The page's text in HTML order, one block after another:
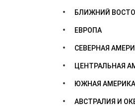
БЛИЖНИЙ
ЕВРОПА
СЕВЕРНАЯ
ЦЕНТРАЛЬНАЯ
ЮЖНАЯ АМЕРИКА
АВСТРАЛИЯ И